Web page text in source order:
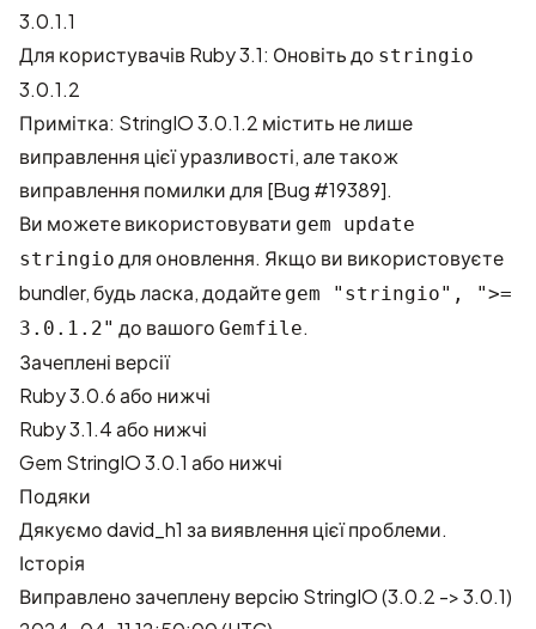
3.0.1.1
Для користувачів Ruby 3.1: Оновіть до stringio
3.0.1.2
Примітка: StringIO 3.0.1.2 містить не лише
виправлення цієї уразливості, але також
виправлення помилки для [Bug #19389].
Ви можете використовувати gem update
stringio для оновлення. Якщо ви використовуєте
bundler, будь ласка, додайте gem "stringio", ">=
3.0.1.2" до вашого Gemfile.
Зачеплені версії
Ruby 3.0.6 або нижчі
Ruby 3.1.4 або нижчі
Gem StringIO 3.0.1 або нижчі
Подяки
Дякуємоdavid_h1 за виявлення цієї проблеми.
Історія
Виправлено зачеплену версію StringIO (3.0.2 -> 3.0.1)